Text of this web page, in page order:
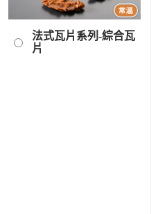
法式瓦片系列-綜合瓦
片